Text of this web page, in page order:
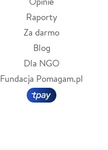
Raporty
Za darmo
Blog
Dla NGO
Fundacja Pomagam.pl